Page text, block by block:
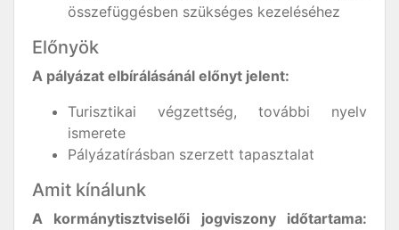
összefüggésben szükséges kezeléséhez
Előnyök
A pályázat elbírálásánál előnyt jelent:
Turisztikai végzettség, további nyelv
ismerete
Pályázatírásban szerzett tapasztalat
Amit kínálunk
A kormánytisztviselői jogviszony időtartama: